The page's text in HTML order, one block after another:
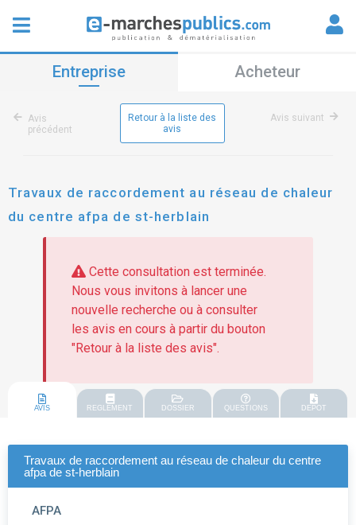
Entreprise Acheteur
Avis
précédent
Retour à la liste des
avis
Avis suivant
Travaux de raccordement au réseau de chaleur
du centre afpa de st-herblain
Cette consultation est terminée.
Nous vous invitons à lancer une
nouvelle recherche ou à consulter
les avis en cours à partir du bouton
"Retour à la liste des avis".
AVIS REGLEMENT DOSSIER QUESTIONS DEPOT
Travaux de raccordement au réseau de chaleur du centre
afpa de st-herblain
AFPA